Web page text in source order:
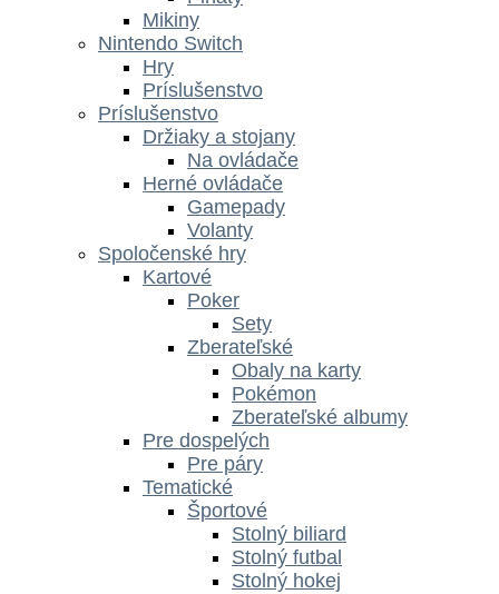
Mikiny
Nintendo Switch
Hry
Príslušenstvo
Príslušenstvo
Držiaky a stojany
Na ovládače
Herné ovládače
Gamepady
Volanty
Spoločenské hry
Kartové
Poker
Sety
Zberateľské
Obaly na karty
Pokémon
Zberateľské albumy
Pre dospelých
Pre páry
Tematické
Športové
Stolný biliard
Stolný futbal
Stolný hokej